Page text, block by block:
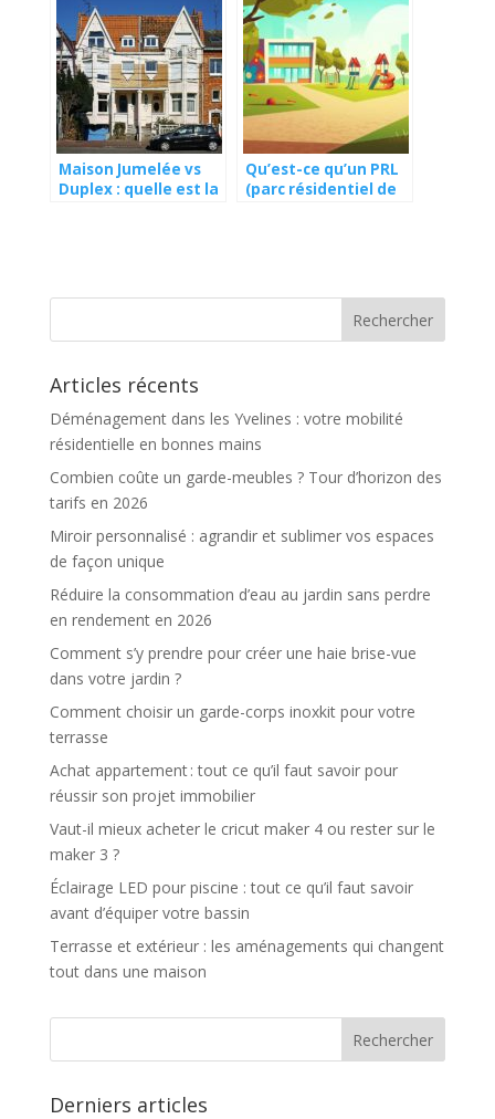
Maison Jumelée vs
Duplex : quelle est la
Qu’est-ce qu’un PRL
(parc résidentiel de
Articles récents
Déménagement dans les Yvelines : votre mobilité
résidentielle en bonnes mains
Combien coûte un garde-meubles ? Tour d’horizon des
tarifs en 2026
Miroir personnalisé : agrandir et sublimer vos espaces
de façon unique
Réduire la consommation d’eau au jardin sans perdre
en rendement en 2026
Comment s’y prendre pour créer une haie brise-vue
dans votre jardin ?
Comment choisir un garde-corps inoxkit pour votre
terrasse
Achat appartement : tout ce qu’il faut savoir pour
réussir son projet immobilier
Vaut-il mieux acheter le cricut maker 4 ou rester sur le
maker 3 ?
Éclairage LED pour piscine : tout ce qu’il faut savoir
avant d’équiper votre bassin
Terrasse et extérieur : les aménagements qui changent
tout dans une maison
Derniers articles